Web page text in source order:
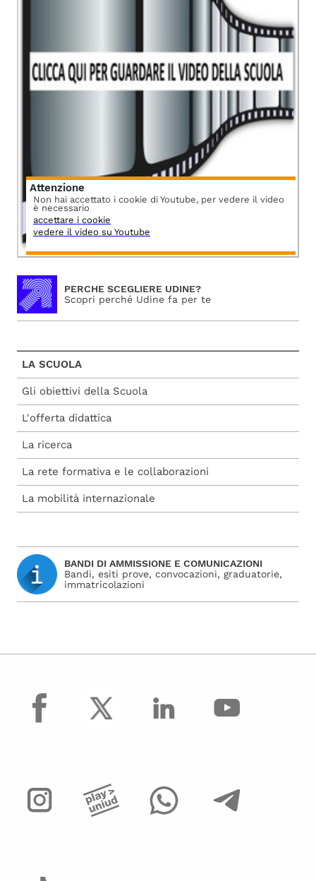
Attenzione
Non hai accettato i cookie di Youtube, per vedere il video
è necessario
accettare i cookie
vedere il video su Youtube
PERCHE SCEGLIERE UDINE?
Scopri perché Udine fa per te
LA SCUOLA
Gli obiettivi della Scuola
L'offerta didattica
La ricerca
La rete formativa e le collaborazioni
La mobilità internazionale
BANDI DI AMMISSIONE E COMUNICAZIONI
Bandi, esiti prove, convocazioni, graduatorie,
immatricolazioni
facebook